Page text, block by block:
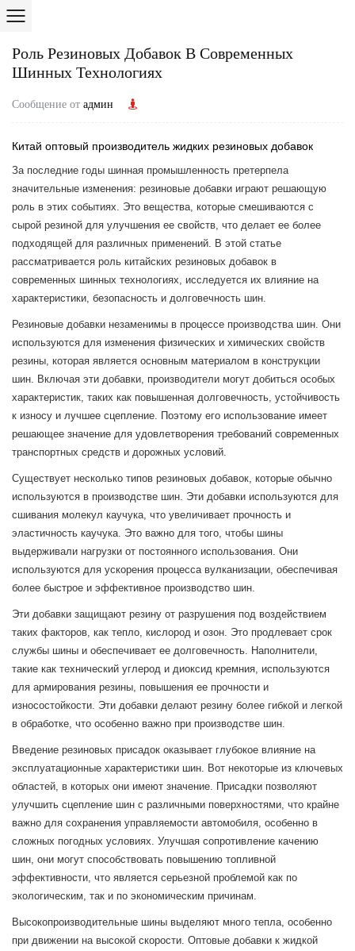
Роль Резиновых Добавок В Современных
Шинных Технологиях
Сообщение от админ
Китай оптовый производитель жидких резиновых добавок
За последние годы шинная промышленность претерпела
значительные изменения: резиновые добавки играют решающую
роль в этих событиях. Это вещества, которые смешиваются с
сырой резиной для улучшения ее свойств, что делает ее более
подходящей для различных применений. В этой статье
рассматривается роль китайских резиновых добавок в
современных шинных технологиях, исследуется их влияние на
характеристики, безопасность и долговечность шин.
Резиновые добавки незаменимы в процессе производства шин. Они
используются для изменения физических и химических свойств
резины, которая является основным материалом в конструкции
шин. Включая эти добавки, производители могут добиться особых
характеристик, таких как повышенная долговечность, устойчивость
к износу и лучшее сцепление. Поэтому его использование имеет
решающее значение для удовлетворения требований современных
транспортных средств и дорожных условий.
Существует несколько типов резиновых добавок, которые обычно
используются в производстве шин. Эти добавки используются для
сшивания молекул каучука, что увеличивает прочность и
эластичность каучука. Это важно для того, чтобы шины
выдерживали нагрузки от постоянного использования. Они
используются для ускорения процесса вулканизации, обеспечивая
более быстрое и эффективное производство шин.
Эти добавки защищают резину от разрушения под воздействием
таких факторов, как тепло, кислород и озон. Это продлевает срок
службы шины и обеспечивает ее долговечность. Наполнители,
такие как технический углерод и диоксид кремния, используются
для армирования резины, повышения ее прочности и
износостойкости. Эти добавки делают резину более гибкой и легкой
в ​​обработке, что особенно важно при производстве шин.
Введение резиновых присадок оказывает глубокое влияние на
эксплуатационные характеристики шин. Вот некоторые из ключевых
областей, в которых они имеют значение. Присадки позволяют
улучшить сцепление шин с различными поверхностями, что крайне
важно для сохранения управляемости автомобиля, особенно в
сложных погодных условиях. Улучшая сопротивление качению
шин, они могут способствовать повышению топливной
эффективности, что является серьезной проблемой как по
экологическим, так и по экономическим причинам.
Высокопроизводительные шины выделяют много тепла, особенно
при движении на высокой скорости. Оптовые добавки к жидкой